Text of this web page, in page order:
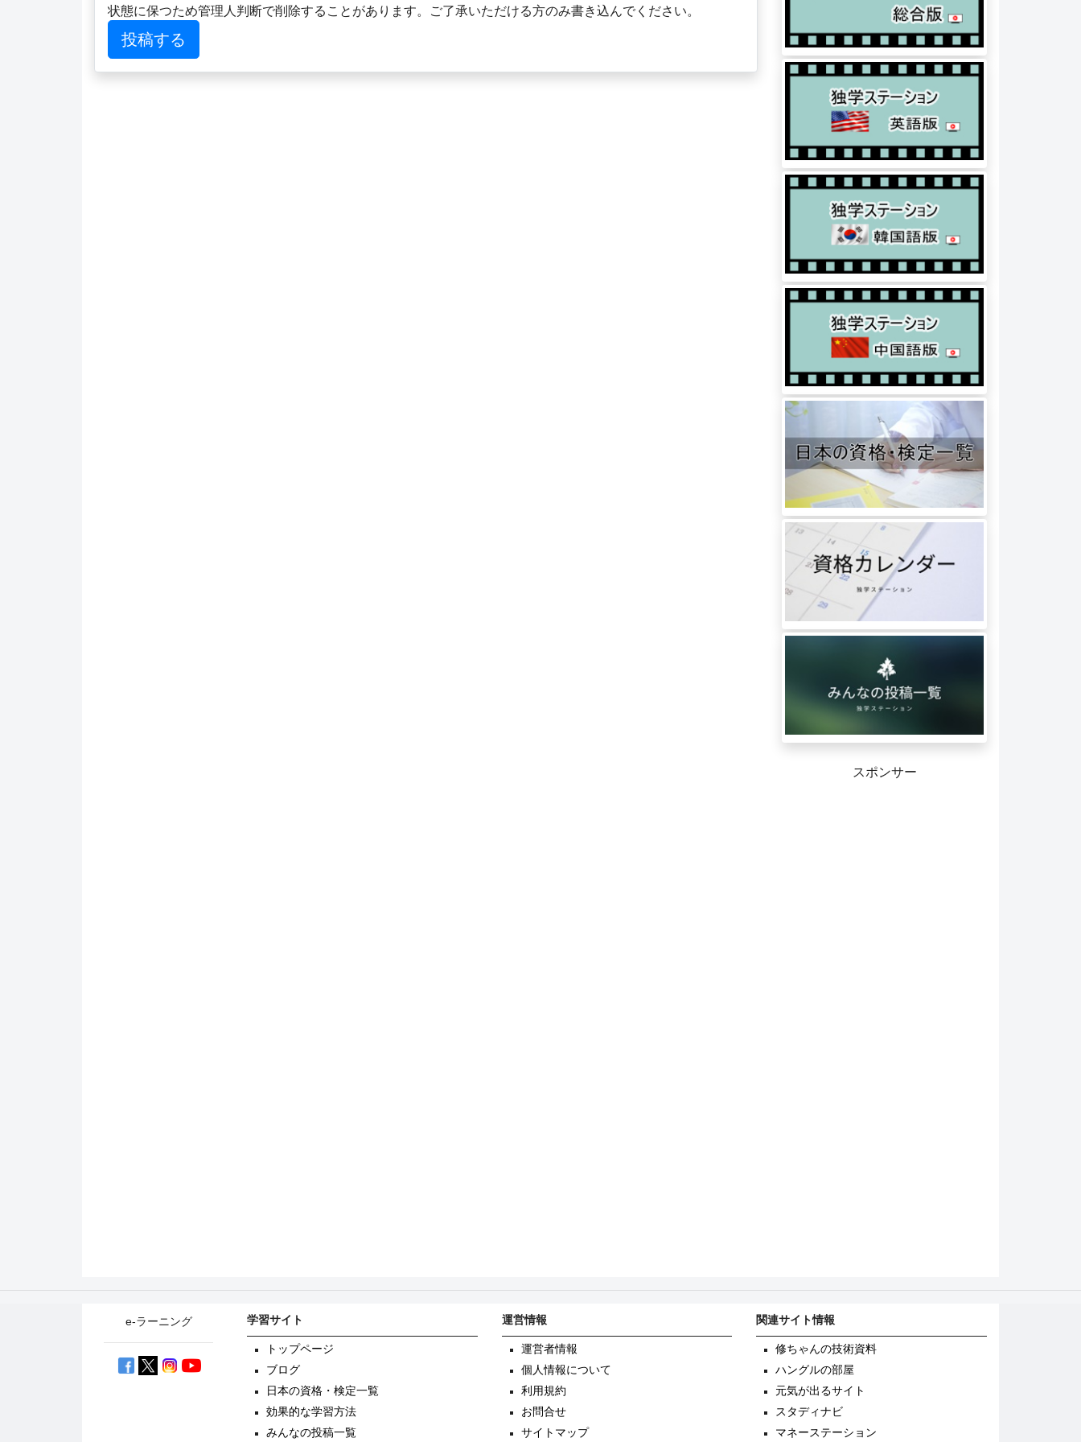
状態に保つため管理人判断で削除することがあります。ご了承いただける方のみ書き込んでください。
投稿する
スポンサー
e-ラーニング 学習サイト
トップページ
ブログ
日本の資格・検定一覧
効果的な学習方法
みんなの投稿一覧
運営情報
運営者情報
個人情報について
利用規約
お問合せ
サイトマップ
関連サイト情報
修ちゃんの技術資料
ハングルの部屋
元気が出るサイト
スタディナビ
マネーステーション